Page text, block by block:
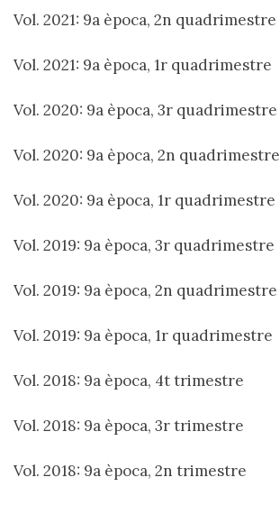
Vol. 2021: 9a època, 2n quadrimestre
Vol. 2021: 9a època, 1r quadrimestre
Vol. 2020: 9a època, 3r quadrimestre
Vol. 2020: 9a època, 2n quadrimestre
Vol. 2020: 9a època, 1r quadrimestre
Vol. 2019: 9a època, 3r quadrimestre
Vol. 2019: 9a època, 2n quadrimestre
Vol. 2019: 9a època, 1r quadrimestre
Vol. 2018: 9a època, 4t trimestre
Vol. 2018: 9a època, 3r trimestre
Vol. 2018: 9a època, 2n trimestre